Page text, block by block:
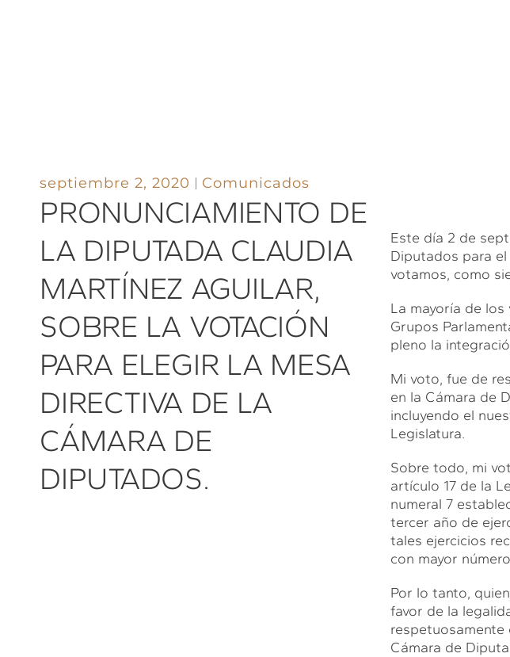
septiembre 2, 2020 Comunicados
PRONUNCIAMIENTO DE
LA DIPUTADA CLAUDIA
MARTÍNEZ AGUILAR,
SOBRE LA VOTACIÓN
PARA ELEGIR LA MESA
DIRECTIVA DE LA
CÁMARA DE
DIPUTADOS.
Este día 2 de
Diputados para
votamos, como
La mayoría de
Grupos
pleno la
Mi voto, fue de
en la Cámara de
incluyendo el
Legislatura.
Sobre todo, mi
artículo 17 de la
numeral 7
tercer año de
tales ejercicios
con mayor
Por lo tanto,
favor de la
respetuosamente
Cámara de